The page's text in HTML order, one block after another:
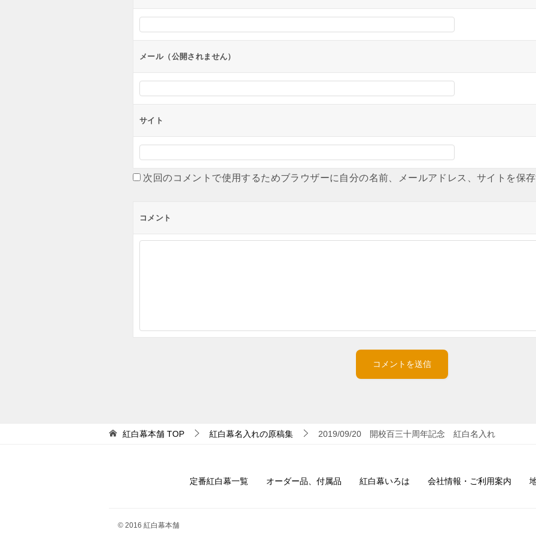
ョ
ンメール（公開されません）
サイト
次回のコメントで使用するためブラウザーに自分の名前、メールアドレス、サイトを保
コメント
紅白幕本舗 TOP 紅白幕名入れの原稿集 2019/09/20 開校百三十周年記念 紅白名入れ
定番紅白幕一覧 オーダー品、付属品 紅白幕いろは 会社情報・ご利用案内
© 2016 紅白幕本舗